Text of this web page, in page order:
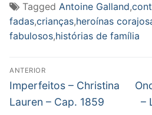
Tagged Antoine Galland,
fadas,crianças,heroínas
fabulosos,histórias de família
Navegação
de
Post
ANTERIOR
Post
anterior:
Imperfeitos – Christina
Lauren – Cap. 1859
–